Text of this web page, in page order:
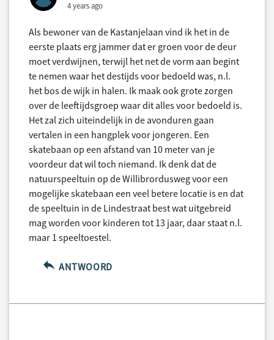
4 years ago
Als bewoner van de Kastanjelaan vind ik het in de
eerste plaats erg jammer dat er groen voor de deur
moet verdwijnen, terwijl het net de vorm aan begint
te nemen waar het destijds voor bedoeld was, n.l.
het bos de wijk in halen. Ik maak ook grote zorgen
over de leeftijdsgroep waar dit alles voor bedoeld is.
Het zal zich uiteindelijk in de avonduren gaan
vertalen in een hangplek voor jongeren. Een
skatebaan op een afstand van 10 meter van je
voordeur dat wil toch niemand. Ik denk dat de
natuurspeeltuin op de Willibrordusweg voor een
mogelijke skatebaan een veel betere locatie is en dat
de speeltuin in de Lindestraat best wat uitgebreid
mag worden voor kinderen tot 13 jaar, daar staat n.l.
maar 1 speeltoestel.
ANTWOORD